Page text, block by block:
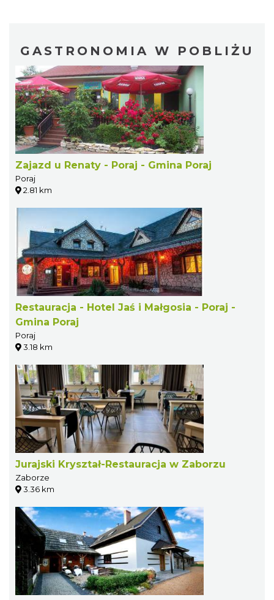
GASTRONOMIA W POBLIŻU
Zajazd u Renaty - Poraj - Gmina Poraj
Poraj
2.81 km
Restauracja - Hotel Jaś i Małgosia - Poraj -
Gmina Poraj
Poraj
3.18 km
Jurajski Kryształ-Restauracja w Zaborzu
Zaborze
3.36 km